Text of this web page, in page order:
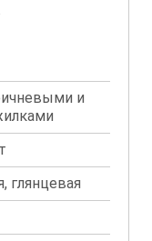
и
глянцевая